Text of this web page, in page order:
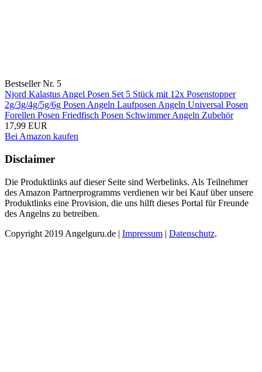
Bestseller Nr. 5
Njord Kalastus Angel Posen Set 5 Stück mit 12x Posenstopper
2g/3g/4g/5g/6g Posen Angeln Laufposen Angeln Universal Posen
Forellen Posen Friedfisch Posen Schwimmer Angeln Zubehör
17,99 EUR
Bei Amazon kaufen
Disclaimer
Die Produktlinks auf dieser Seite sind Werbelinks. Als Teilnehmer
des Amazon Partnerprogramms verdienen wir bei Kauf über unsere
Produktlinks eine Provision, die uns hilft dieses Portal für Freunde
des Angelns zu betreiben.
Copyright 2019 Angelguru.de | Impressum | Datenschutz.